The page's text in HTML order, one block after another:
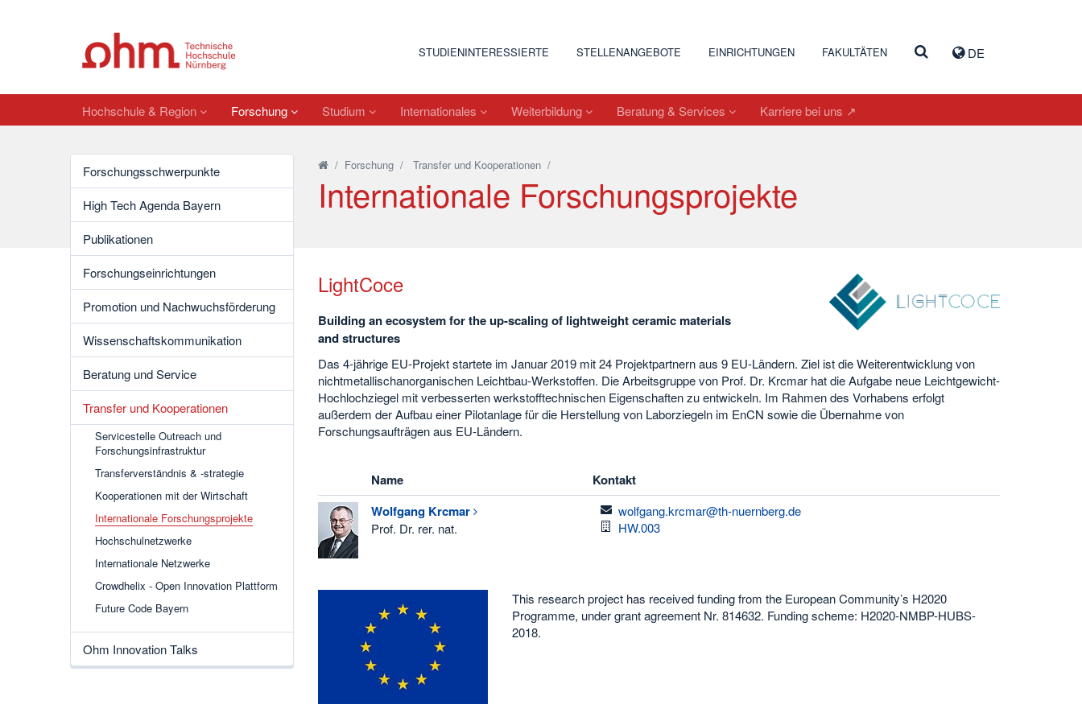
DE
STUDIENINTERESSIERTE STELLENANGEBOTE EINRICHTUNGEN FAKULTÄTEN
Hochschule & Region Forschung Studium Internationales Weiterbildung Beratung & Services Karriere bei uns ↗
Forschungsschwerpunkte
High Tech Agenda Bayern
Publikationen
Forschungseinrichtungen
Promotion und Nachwuchsförderung
Wissenschaftskommunikation
Beratung und Service
Transfer und Kooperationen
Servicestelle Outreach und
Forschungsinfrastruktur
Transferverständnis & -strategie
Kooperationen mit der Wirtschaft
Internationale Forschungsprojekte
Hochschulnetzwerke
Internationale Netzwerke
Crowdhelix - Open Innovation Plattform
Future Code Bayern
Ohm Innovation Talks
/ Forschung/ Transfer und Kooperationen/
Internationale Forschungsprojekte
LightCoce
Building an ecosystem for the up-scaling of lightweight ceramic materials
and structures
Das 4-jährige EU-Projekt startete im Januar 2019 mit 24 Projektpartnern aus 9 EU-Ländern. Ziel ist die Weiterentwicklung von
nichtmetallischanorganischen Leichtbau-Werkstoffen. Die Arbeitsgruppe von Prof. Dr. Krcmar hat die Aufgabe neue Leichtgewicht-
Hochlochziegel mit verbesserten werkstofftechnischen Eigenschaften zu entwickeln. Im Rahmen des Vorhabens erfolgt
außerdem der Aufbau einer Pilotanlage für die Herstellung von Laborziegeln im EnCN sowie die Übernahme von
Forschungsaufträgen aus EU-Ländern.
Name
Kontakt
Wolfgang Krcmar
Prof. Dr. rer. nat.
email
wolfgang.krcmar@th-nuernberg.de
Raum
HW.003
This research project has received funding from the European Community’s H2020
Programme, under grant agreement Nr. 814632. Funding scheme: H2020-NMBP-HUBS-
2018.